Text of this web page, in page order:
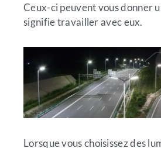
Ceux-ci peuvent vous donner
signifie travailler avec eux.
Lorsque vous choisissez des